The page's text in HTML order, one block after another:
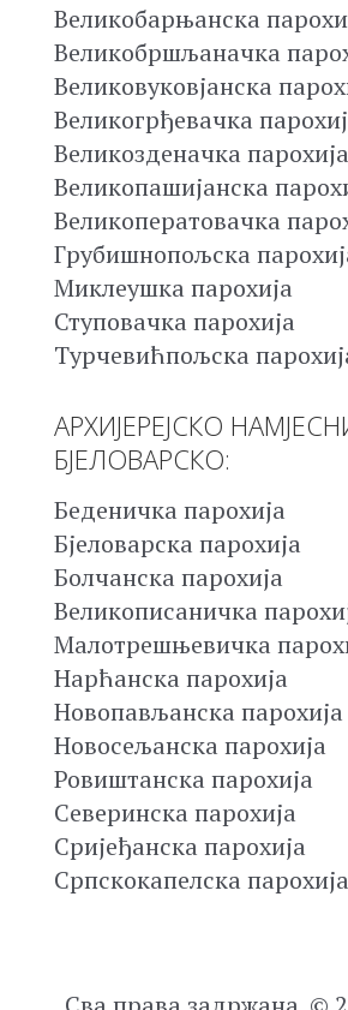
Великобарњанска
Великобршљаначка
Великовуковјанска
Великогрђевачка
Великозденачка парохија
Великопашијанска
Великоператовачка
Грубишнопољска
Миклеушка парохија
Ступовачка парохија
Турчевићпољска
АРХИЈЕРЕЈСКО
БЈЕЛОВАРСКО:
Беденичка парохија
Бјеловарска парохија
Болчанска парохија
Великописаничка
Малотрешњевичка
Нарћанска парохија
Новопављанска парохија
Новосељанска парохија
Ровиштанска парохија
Северинска парохија
Сријеђанска парохија
Српскокапелска парохија